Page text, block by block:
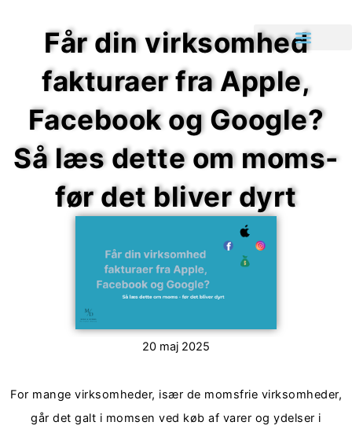
Får din virksomhed
fakturaer fra Apple,
Facebook og Google?
Så læs dette om moms-
før det bliver dyrt
20 maj 2025
For mange virksomheder, især de momsfrie virksomheder,
går det galt i momsen ved køb af varer og ydelser i